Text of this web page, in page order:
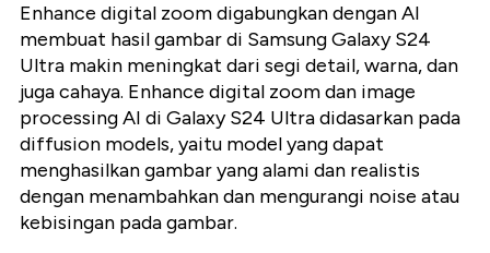
Enhance digital zoom digabungkan dengan AI
membuat hasil gambar di Samsung Galaxy S24
Ultra makin meningkat dari segi detail, warna, dan
juga cahaya. Enhance digital zoom dan image
processing AI di Galaxy S24 Ultra didasarkan pada
diffusion models, yaitu model yang dapat
menghasilkan gambar yang alami dan realistis
dengan menambahkan dan mengurangi noise atau
kebisingan pada gambar.